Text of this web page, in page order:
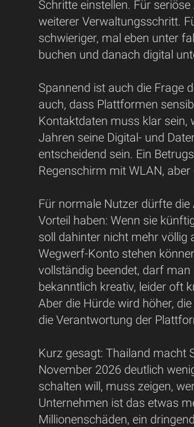
Schritte einstellen. Für
weiterer Verwaltungsschritt.
schwieriger, mal eben unter
buchen und danach digital
Spannend ist auch die Frage
auch, dass Plattformen
Kontaktdaten muss klar sein,
Jahren seine Digital- und
entscheidend sein. Ein
Regenschirm mit WLAN,
Für normale Nutzer dürfte
Vorteil haben: Wenn sie
soll dahinter nicht mehr völlig
Wegwerf-Konto stehen
vollständig beendet, darf
bekanntlich kreativ, leider oft
Aber die Hürde wird höher,
die Verantwortung der
Kurz gesagt: Thailand macht
November 2026 deutlich
schalten will, muss zeigen,
Unternehmen ist das etwas
Millionenschäden, ein